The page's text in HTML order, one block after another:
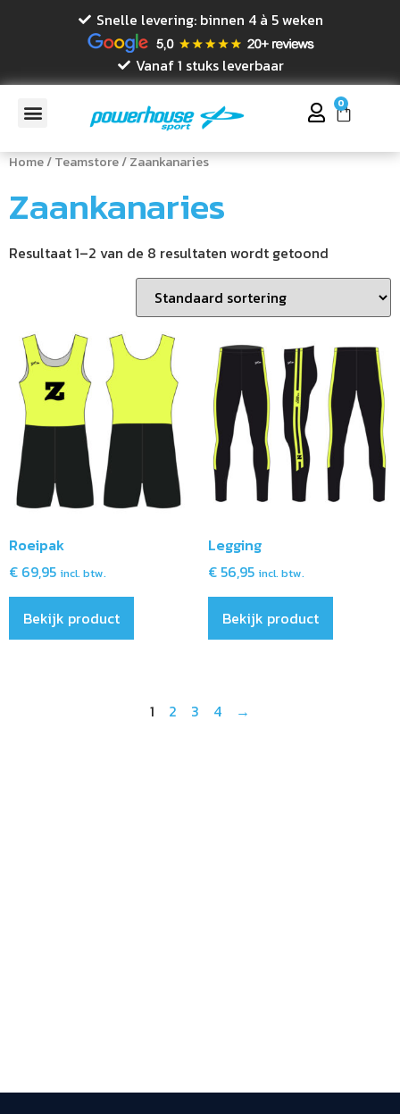
Snelle levering: binnen 4 à 5 weken
Vanaf 1 stuks leverbaar
0
Home/Teamstore/ Zaankanaries
Zaankanaries
Resultaat 1–2 van de 8 resultaten wordt getoond
Roeipak
€ 69,95 incl. btw.
Bekijk product
Legging
€56,95 incl. btw.
Bekijk product
1 2 3 4 →